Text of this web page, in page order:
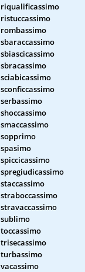
riqualificassimo
ristuccassimo
rombassimo
sbaraccassimo
sbiascicassimo
sbracassimo
sciabicassimo
sconficcassimo
serbassimo
shoccassimo
smaccassimo
sopprimo
spasimo
spiccicassimo
spregiudicassimo
staccassimo
straboccassimo
stravaccassimo
sublimo
toccassimo
trisecassimo
turbassimo
vacassimo